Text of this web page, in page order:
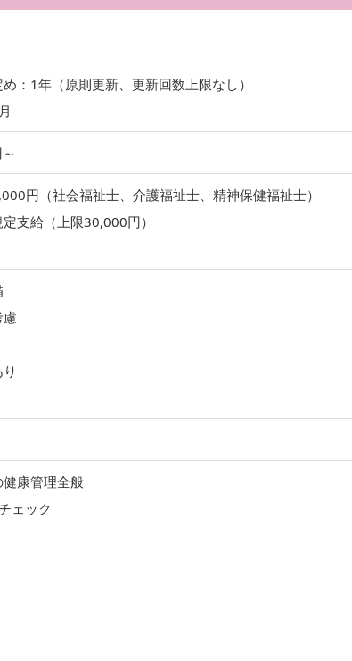
：1年（原則更新、更新回数上限なし）
円（社会福祉士、介護福祉士、精神保健福祉士）
支給（上限30,000円）
健康管理全般
ェック